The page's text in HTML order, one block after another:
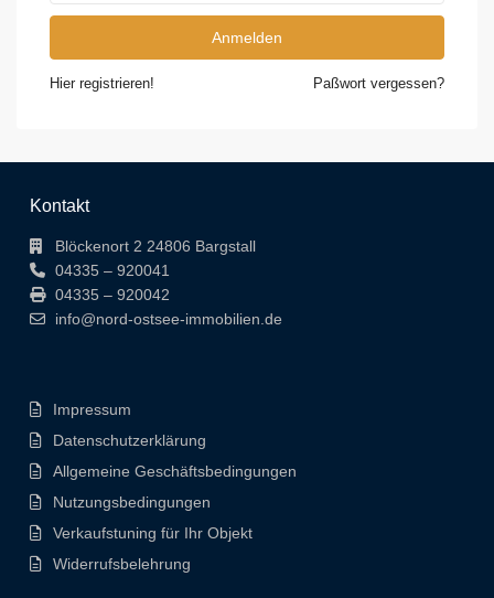
Anmelden
Hier registrieren! Paßwort vergessen?
Kontakt
Blöckenort 2 24806 Bargstall
04335 – 920041
04335 – 920042
info@nord-ostsee-immobilien.de
Impressum
Datenschutzerklärung
Allgemeine Geschäftsbedingungen
Nutzungsbedingungen
Verkaufstuning für Ihr Objekt
Widerrufsbelehrung